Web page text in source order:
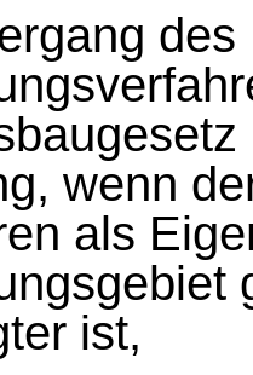
wenn
als
ist,